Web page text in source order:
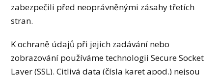
zabezpečili před neoprávněnými zásahy třetích
stran.
K ochraně údajů při jejich zadávání nebo
zobrazování používáme technologii Secure Socket
Layer (SSL). Citlivá data (čísla karet apod.) nejsou